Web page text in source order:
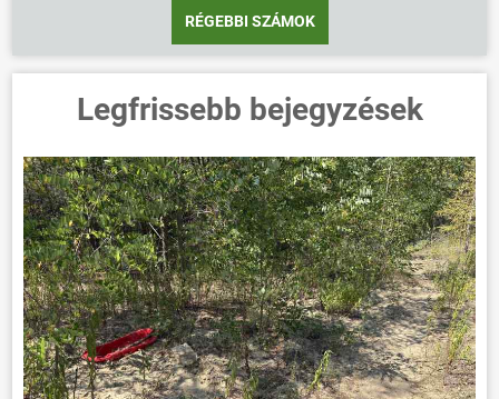
RÉGEBBI SZÁMOK
Legfrissebb bejegyzések